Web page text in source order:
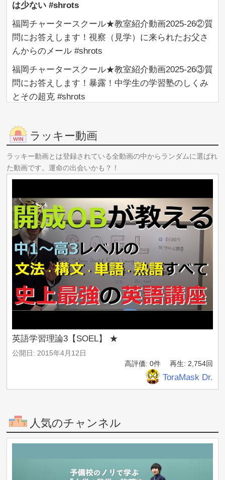
は少ない #shrots
福岡チャータースクール★教室紹介動画2025-26②質
問にお答えします！視察（見学）に来られたお父さ
んからのメール #shrots
福岡チャータースクール★教室紹介動画2025-26③質
問にお答えします！暴露！中学生の学習塾のしくみ
とその超克 #shrots
問にお答えします！本当？入学式（GW）前に中１数
学コンプの秘密 #shrots
福岡チャータースクール★教室紹介動画2025 26⑤質
問にお答えします！裏技！ＦＣＳの使い方？塾費用
福岡チャータースクール★教室紹介動画2025 26⑥質
問にお答えします！特色・推薦・専願・附設、他、
入試が早く終わる中学生へ #shrots
▼ 次の10件を見る
ラッキー動画
ラッキー動画とは登録されている全動画の中からランダムに選ばれ
た動画です。運命の出会いかも？！
英語学習理論3【SOEL】 ★
公開日: 2015年4月12日
再生: 2,754回
高評価: 0件
ToraMask Dr.
人気のチャンネル